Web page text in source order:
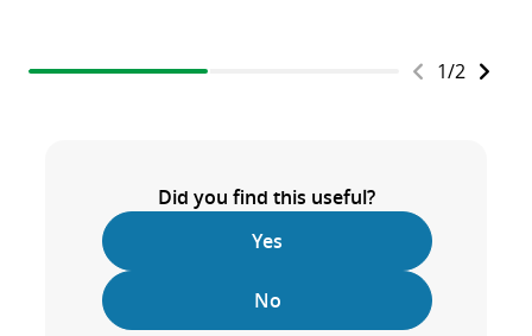
1/2
Did you find this useful?
Yes
No